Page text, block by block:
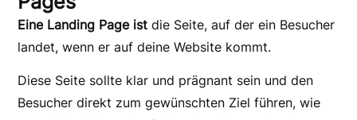
Eine Landing Page ist die Seite, auf der ein Besucher
landet, wenn er auf deine Website kommt.
Diese Seite sollte klar und prägnant sein und den
Besucher direkt zum gewünschten Ziel führen, wie